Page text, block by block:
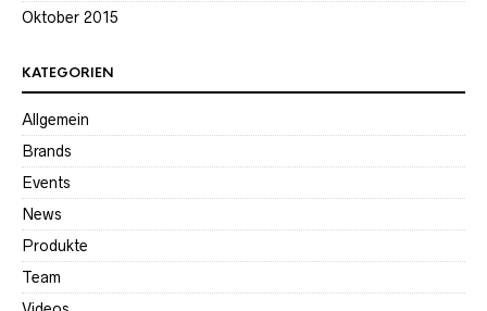
Oktober 2015
KATEGORIEN
Allgemein
Brands
Events
News
Produkte
Team